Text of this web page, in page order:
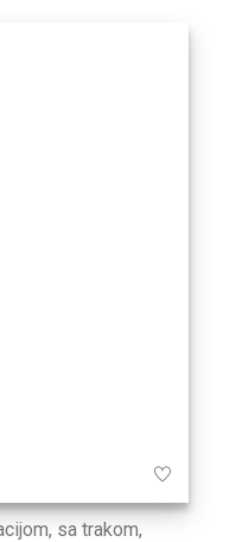
sa trakom,